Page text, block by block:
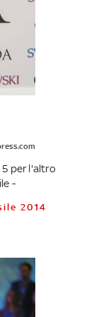
5 per l'altro
-
2014